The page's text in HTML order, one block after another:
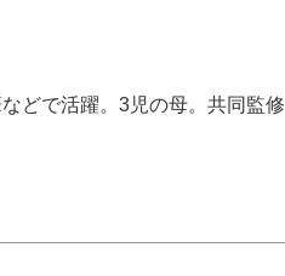
どで活躍。3児の母。共同監修